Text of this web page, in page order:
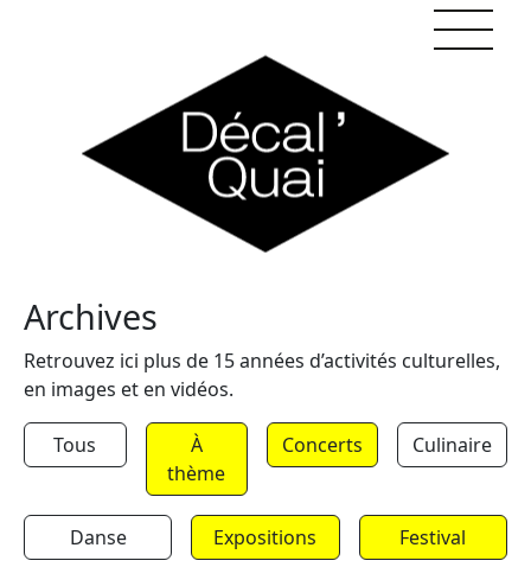
Archives
Retrouvez ici plus de 15 années d’activités culturelles,
en images et en vidéos.
Tous
À
thème
Concerts Culinaire
Danse Expositions Festival